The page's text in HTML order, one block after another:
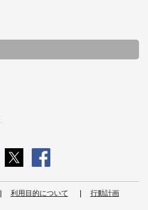
利用目的について 行動計画